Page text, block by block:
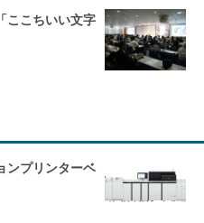
ここちいい文字
ンプリンターベ